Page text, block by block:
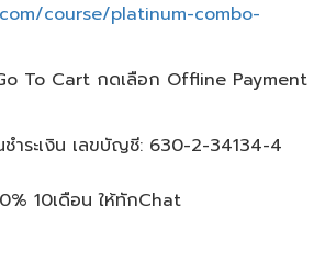
course/platinum-combo-
To Cart กดเลือก​ Offline Payment
ชำระเงิน เลขบัญชี: 630-2-34134-4
10เดือน​ ให้ทักChat